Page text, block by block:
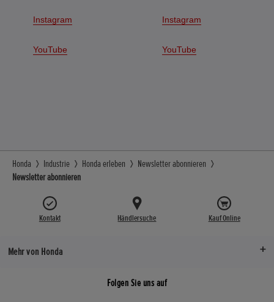
Instagram Instagram
YouTube YouTube
Honda Industrie Honda erleben
Newsletter abonnieren
Newsletter abonnieren
Kontakt Händlersuche Kauf Online
Mehr von Honda
Folgen Sie uns auf